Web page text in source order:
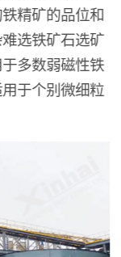
精矿的品位和
选铁矿石选矿
多数弱磁性铁
于个别微细粒